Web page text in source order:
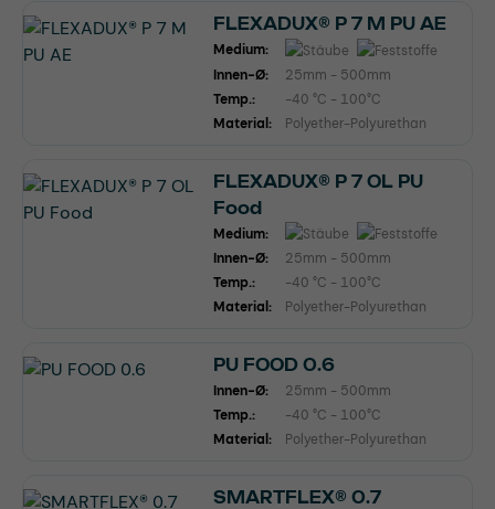
FLEXADUX® P 7 M PU AE
Medium:
Innen-Ø:
25mm - 500mm
Temp.:
-40 °C - 100°C
Material:
Polyether-Polyurethan
FLEXADUX® P 7 OL PU
Food
Medium:
Innen-Ø:
25mm - 500mm
Temp.:
-40 °C - 100°C
Material:
Polyether-Polyurethan
PU FOOD 0.6
Innen-Ø:
25mm - 500mm
Temp.:
-40 °C - 100°C
Material:
Polyether-Polyurethan
SMARTFLEX® 0.7